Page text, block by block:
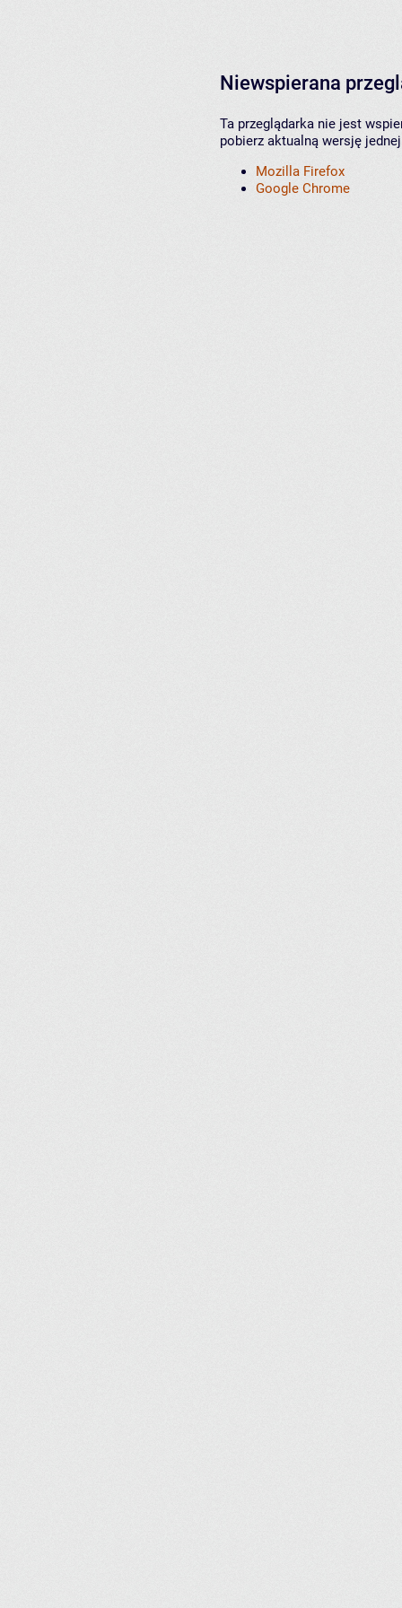
Niewspierana
Ta przeglądarka nie jest
pobierz aktualną wersję
Mozilla Firefox
Google Chrome